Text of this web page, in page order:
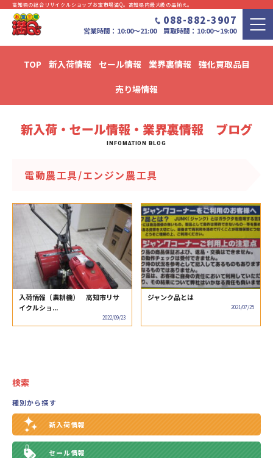
高知県の総合リサイクルショップお宝市場満Q。⾼知県内最⼤級の品揃え。
088-882-3907
営業時間：10:00〜21:00 買取時間：10:00～19:00
TOP 新入荷情報 セール情報 業界裏情報 強化買取品目
売り場情報
新入荷・セール情報・業界裏情報 ブログ
新入荷・セール情報・業界裏情報 ブログ
電動農工具/エンジン農工具
入荷情報（農耕機） 高知市リサ
イクルショ...
2022/09/23
ジャンク品とは
2021/07/25
検索
種別から探す
新入荷情報
セール情報